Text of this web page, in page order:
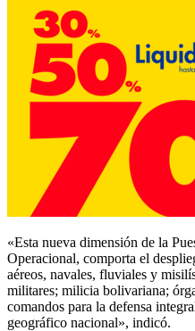
«Esta nueva dimensión de la
Operacional, comporta el
aéreos, navales, fluviales y
militares; milicia bolivariana;
comandos para la defensa
geográfico nacional», indicó.